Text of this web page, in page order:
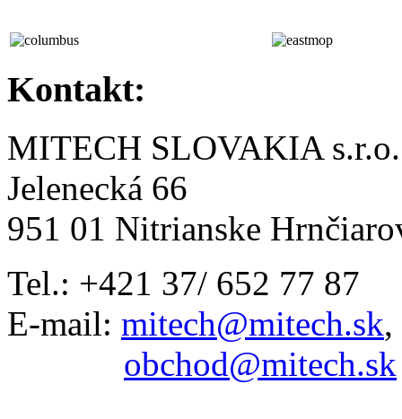
Kontakt:
MITECH SLOVAKIA s.r.o.
Jelenecká 66
951 01 Nitrianske
Tel.: +421 37/ 652 77 87
E-mail: mitech@mitech.sk,
obchod@mitech.sk